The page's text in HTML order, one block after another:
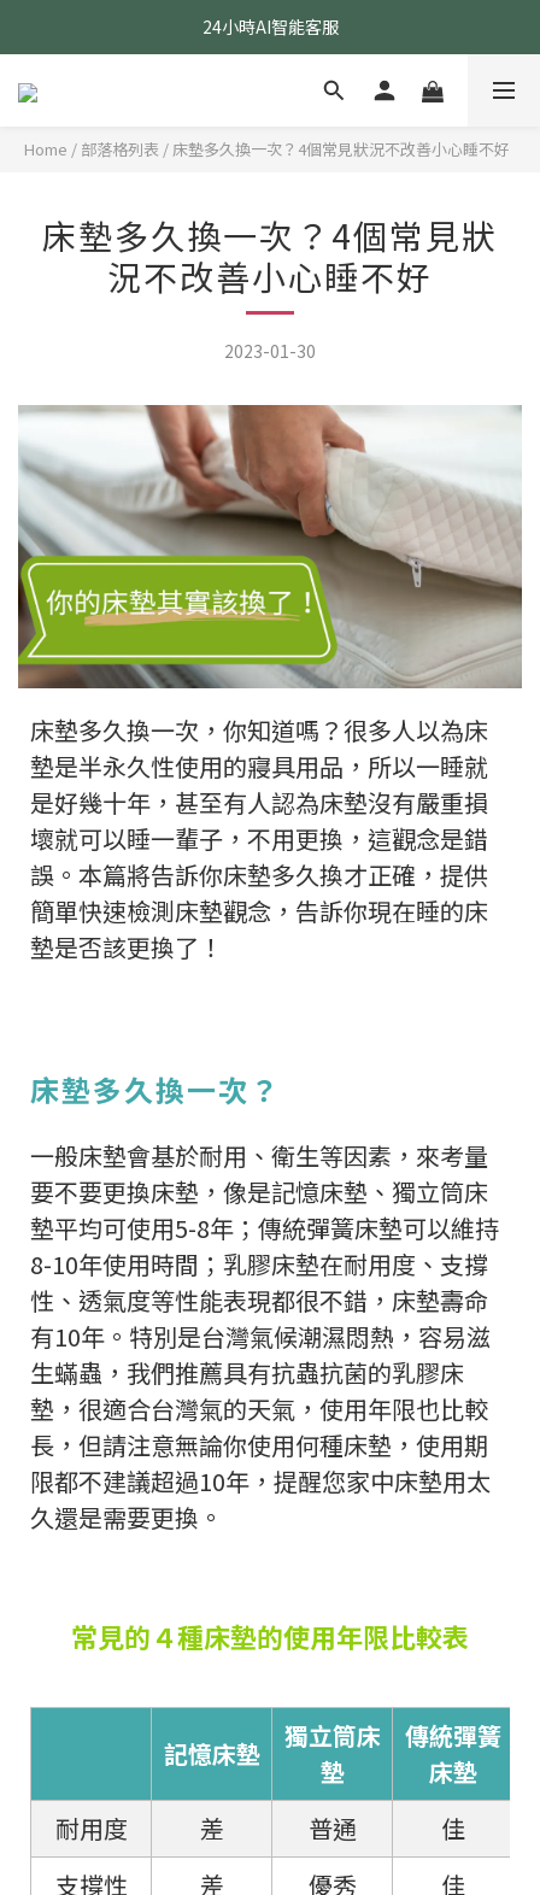
24小時AI智能客服
24小時AI智能客服
指定醫療級款式 贈乳膠枕
Home / 部落格列表 / 床墊多久換一次？4個常見狀況不改善小心睡不好
床墊多久換一次？4個常見狀
況不改善小心睡不好
2023-01-30
床墊多久換一次，你知道嗎？很多人以為床
墊是半永久性使用的寢具用品，所以一睡就
是好幾十年，甚至有人認為床墊沒有嚴重損
壞就可以睡一輩子，不用更換，這觀念是錯
誤。本篇將告訴你床墊多久換才正確，提供
簡單快速檢測床墊觀念，告訴你現在睡的床
墊是否該更換了！
床墊多久換一次？
一般床墊會基於耐用、衛生等因素，來考量
要不要更換床墊，像是記憶床墊、獨立筒床
墊平均可使用5-8年；傳統彈簧床墊可以維持
8-10年使用時間；乳膠床墊在耐用度、支撐
性、透氣度等性能表現都很不錯，床墊壽命
有10年。特別是台灣氣候潮濕悶熱，容易滋
生蟎蟲，我們推薦具有抗蟲抗菌的乳膠床
墊，很適合台灣氣的天氣，使用年限也比較
長，但請注意無論你使用何種床墊，使用期
限都不建議超過10年，提醒您家中床墊用太
久還是需要更換。
常見的４種床墊的使用年限比較表
記憶床墊
獨立筒床
墊
傳統彈簧
床墊
耐用度 差 普通
佳
支撐性
差 優秀
佳